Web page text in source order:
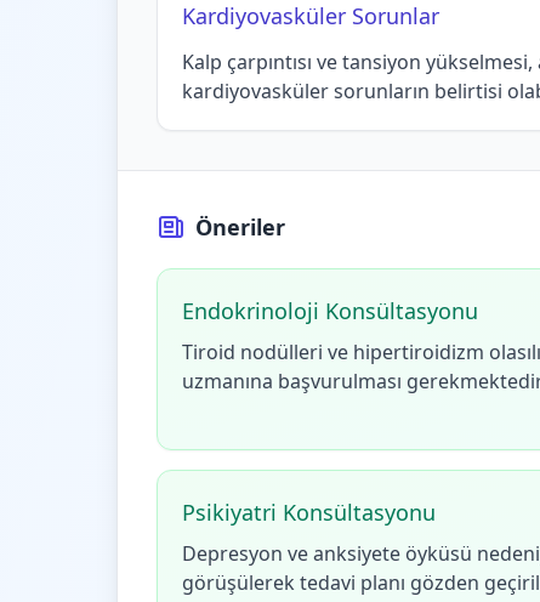
Kardiyovasküler Sorunlar
Kalp çarpıntısı ve tansiyon
kardiyovasküler sorunların belirtisi
Öneriler
Endokrinoloji Konsültasyonu
Tiroid nodülleri ve hipertiroidizm
uzmanına başvurulması
Psikiyatri Konsültasyonu
Depresyon ve anksiyete öyküsü
görüşülerek tedavi planı gözden